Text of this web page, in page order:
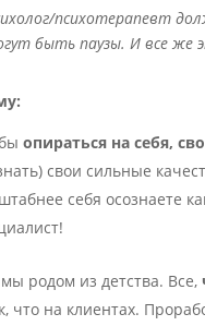
психотерапевт
быть паузы. И все же
опираться на себя,
свои сильные
себя осознаете
родом из детства. Все,
что на клиентах.